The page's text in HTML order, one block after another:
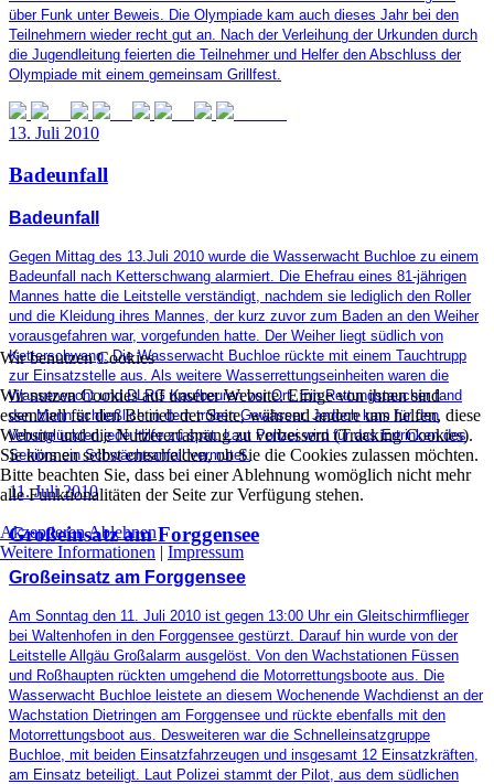
über Funk unter Beweis. Die Olympiade kam auch dieses Jahr bei den
Teilnehmern wieder recht gut an. Nach der Verleihung der Urkunden durch
die Jugendleitung feierten die Teilnehmer und Helfer den Abschluss der
Olympiade mit einem gemeinsam Grillfest.
13. Juli 2010
Badeunfall
Badeunfall
Gegen Mittag des 13.Juli 2010 wurde die Wasserwacht Buchloe zu einem
Badeunfall nach Ketterschwang alarmiert. Die Ehefrau eines 81-jährigen
Mannes hatte die Leitstelle verständigt, nachdem sie lediglich den Roller
und die Kleidung ihres Mannes, der kurz zuvor zum Baden an den Weiher
vorausgefahren war, vorgefunden hatte. Der Weiher liegt südlich von
Ketterschwang. Die Wasserwacht Buchloe rückte mit einem Tauchtrupp
zur Einsatzstelle aus. Als weitere Wasserrettungseinheiten waren die
Wasserwacht und DLRG Kaufbeuren vor Ort. Ein Rettungstaucher fand
den Mann schließlich in dem trüben Gewässer. Jedoch kam für den
Verunglückten jede Hilfe zu spät. Laut Polizei wird für das Ertrinken des
Seniors ein Schwächeanfall vermutet.
11. Juli 2010
Großeinsatz am Forggensee
Großeinsatz am Forggensee
Am Sonntag den 11. Juli 2010 ist gegen 13:00 Uhr ein Gleitschirmflieger
bei Waltenhofen in den Forggensee gestürzt. Darauf hin wurde von der
Leitstelle Allgäu Großalarm ausgelöst. Von den Wachstationen Füssen
und Roßhaupten rückten umgehend die Motorrettungsboote aus. Die
Wasserwacht Buchloe leistete an diesem Wochenende Wachdienst an der
Wachstation Dietringen am Forggensee und rückte ebenfalls mit den
Motorrettungsboot aus. Desweiteren war die Schnelleinsatzgruppe
Buchloe, mit beiden Einsatzfahrzeugen und insgesamt 12 Einsatzkräften,
am Einsatz beteiligt. Laut Polizei stammt der Pilot, aus dem südlichen
Wir benutzen Cookies
Wir nutzen Cookies auf unserer Website. Einige von ihnen sind
essenziell für den Betrieb der Seite, während andere uns helfen, diese
Website und die Nutzererfahrung zu verbessern (Tracking Cookies).
Sie können selbst entscheiden, ob Sie die Cookies zulassen möchten.
Bitte beachten Sie, dass bei einer Ablehnung womöglich nicht mehr
alle Funktionalitäten der Seite zur Verfügung stehen.
AkzeptierenAblehnen
Weitere Informationen | Impressum